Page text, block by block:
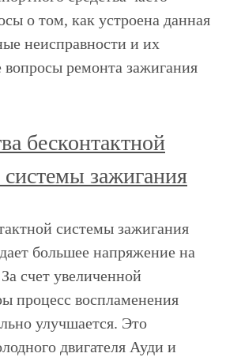
о том, как устроена данная
неисправности и их
ремонта зажигания
бесконтактной
системы зажигания
системы зажигания
большее напряжение на
счет увеличенной
процесс воспламенения
улучшается. Это
двигателя Ауди и